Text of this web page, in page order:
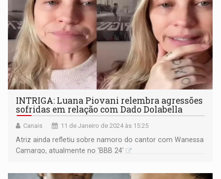
INTRIGA: Luana Piovani relembra agressões
sofridas em relação com Dado Dolabella
Canais 11 de Janeiro de 2024 às 15:25
Atriz ainda refletiu sobre namoro do cantor com Wanessa
Camargo, atualmente no 'BBB 24'